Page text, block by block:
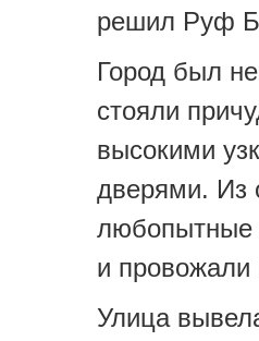
решил Руф
Город был
стояли
высокими
дверями. Из
любопытные
и провожали
Улица